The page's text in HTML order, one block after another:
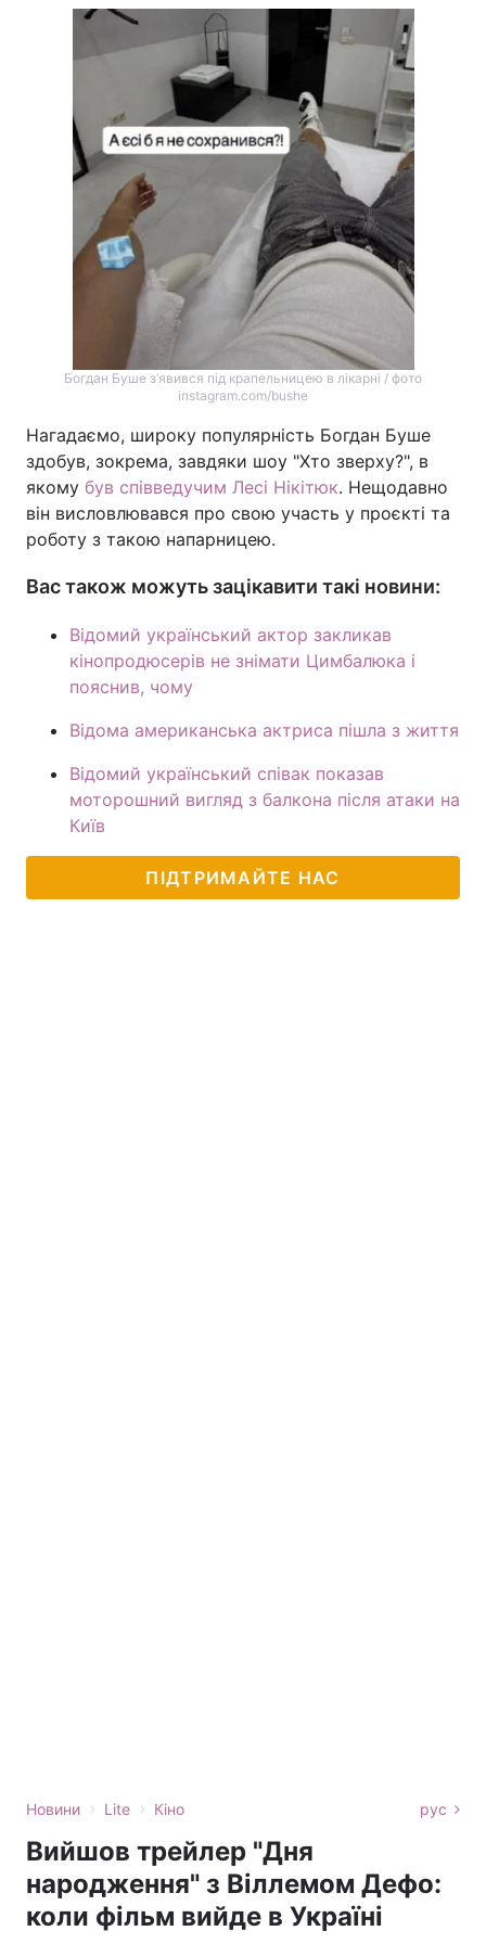
Богдан Буше з’явився під крапельницею в лікарні / фото
instagram.com/bushe
Нагадаємо, широку популярність Богдан Буше
здобув, зокрема, завдяки шоу "Хто зверху?", в
якому був співведучим Лесі Нікітюк. Нещодавно
він висловлювався про свою участь у проєкті та
роботу з такою напарницею.
Вас також можуть зацікавити такі новини:
Відомий український актор закликав
кінопродюсерів не знімати Цимбалюка і
пояснив, чому
Відома американська актриса пішла з життя
Відомий український співак показав
моторошний вигляд з балкона після атаки на
Київ
ПІДТРИМАЙТЕ НАС
Новини › Lite › Кіно рус
Вийшов трейлер "Дня
народження" з Віллемом Дефо:
коли фільм вийде в Україні